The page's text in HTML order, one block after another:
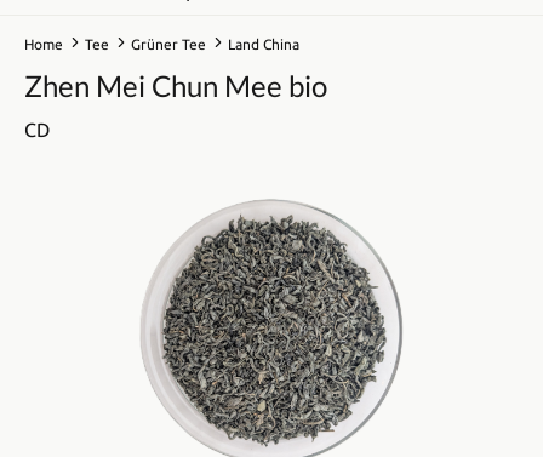
Home Tee Grüner Tee Land China
Zhen Mei Chun Mee bio
CD
Bildergalerie überspringen